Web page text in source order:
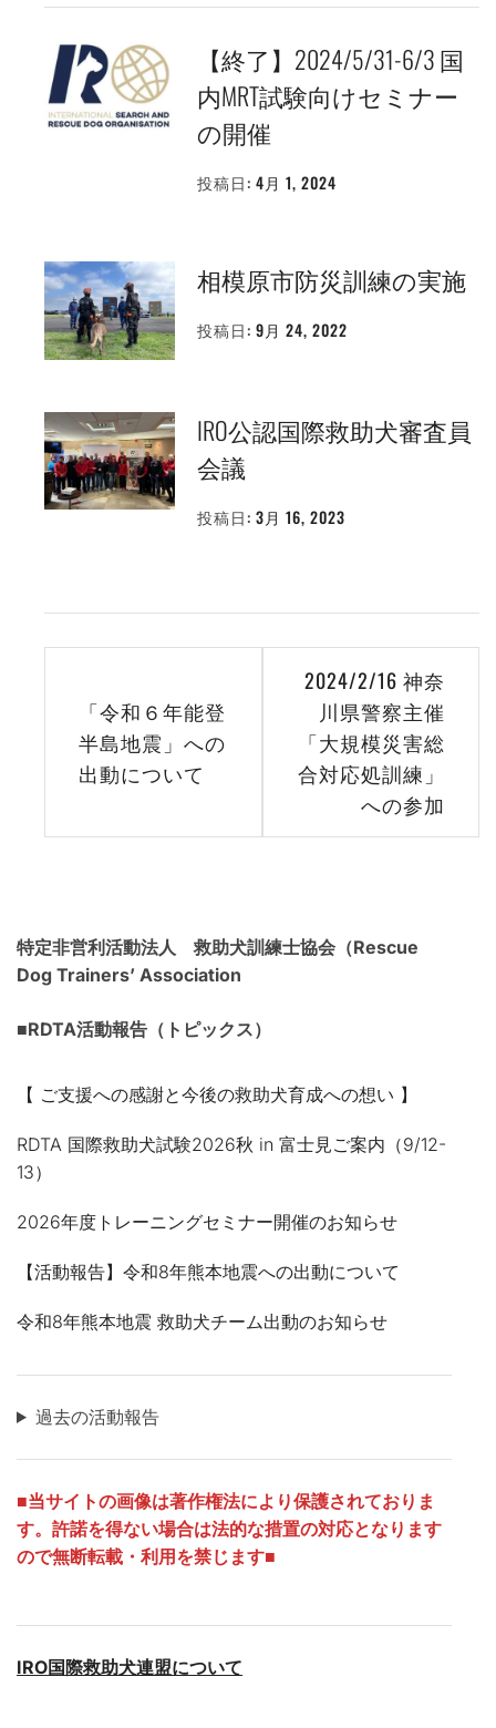
【終了】2024/5/31-6/3 国
内MRT試験向けセミナー
の開催
投稿日: 4月 1, 2024
相模原市防災訓練の実施
投稿日: 9月 24, 2022
IRO公認国際救助犬審査員
会議
投稿日: 3月 16, 2023
ゲ
ョ
「令和６年能登
半島地震」への
出動について
2024/2/16 神奈
川県警察主催
「大規模災害総
合対応処訓練」
への参加
特定非営利活動法人 救助犬訓練士協会（Rescue
Dog Trainers’ Association
■RDTA活動報告（トピックス）
【 ご支援への感謝と今後の救助犬育成への想い 】
RDTA 国際救助犬試験2026秋 in 富士見ご案内（9/12-
13）
2026年度トレーニングセミナー開催のお知らせ
【活動報告】令和8年熊本地震への出動について
令和8年熊本地震 救助犬チーム出動のお知らせ
過去の活動報告
■当サイトの画像は著作権法により保護されておりま
す。許諾を得ない場合は法的な措置の対応となります
ので無断転載・利用を禁じます■
IRO国際救助犬連盟について